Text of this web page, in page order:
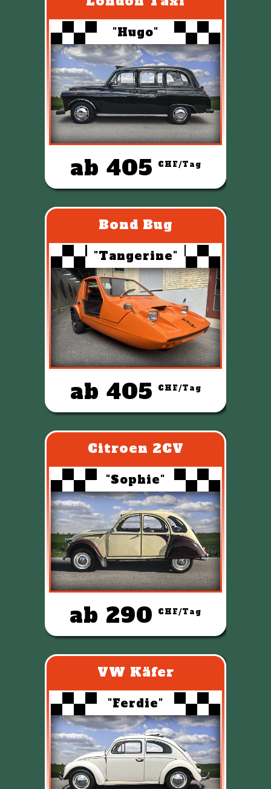
"Hugo"
ab 405 CHF/Tag
Bond Bug
"Tangerine"
ab 405 CHF/Tag
Citroen 2CV
"Sophie"
ab 290 CHF/Tag
VW Käfer
"Ferdie"